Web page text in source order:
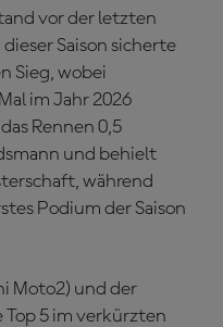
vor der letzten
Saison sicherte
Sieg, wobei
im Jahr 2026
Rennen 0,5
und behielt
während
Podium der Saison
Moto2) und der
5 im verkürzten